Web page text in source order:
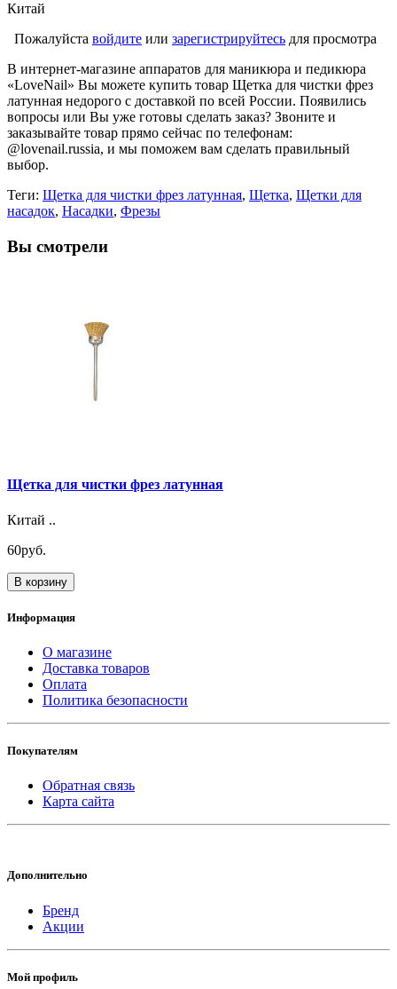
Китай
Пожалуйста войдите или зарегистрируйтесь для просмотра
В интернет-магазине аппаратов для маникюра и педикюра
«LoveNail» Вы можете купить товар Щетка для чистки фрез
латунная недорого с доставкой по всей России. Появились
вопросы или Вы уже готовы сделать заказ? Звоните и
заказывайте товар прямо сейчас по телефонам:
@lovenail.russia, и мы поможем вам сделать правильный
выбор.
Теги: Щетка для чистки фрез латунная, Щетка, Щетки для
насадок, Насадки, Фрезы
Вы смотрели
Щетка для чистки фрез латунная
Китай ..
60руб.
В корзину
Информация
О магазине
Доставка товаров
Оплата
Политика безопасности
Покупателям
Обратная связь
Карта сайта
Дополнительно
Бренд
Акции
Мой профиль